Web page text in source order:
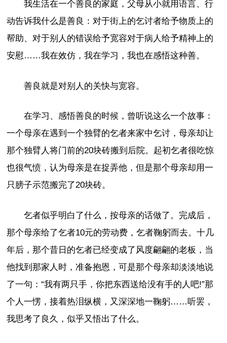
我生活在一个善良的家庭，父母从小就用语言、行
动告诉我什么是善良：对于街上的乞讨者给予物质上的
帮助、对于别人的错误给予宽容对于病人给予精神上的
安慰……我在效仿，我在学习，我也在感悟这种善。
善良就是对别人的关快与宽容。
在学习、感悟善良的时候，曾听说这么一个故事：
一个母亲在遇到一个独臂的乞者来家中乞讨，母亲却让
那个独臂人将门前的20块砖搬到后院。起初乞者很吃惊
也很气愤，认为母亲是在捉弄他，但是那个母亲却用一
只膀子示范搬完了20块砖。
乞者似乎明白了什么，按母亲的话做了。完成后，
那个母亲给了乞者10元的劳动费，乞者鞠躬而去。十几
年后，那个昔日的乞者已经变成了风度翩翩的老板，当
他找到那家人时，准备抱恩，可是那个母亲却淡淡地说
了一句：“我有两只手，你把东西送给没有手的人吧!”那
个人一愣，接着热泪纵横，又深深地一鞠躬……听罢，
我思考了良久，似乎又悟出了什么。